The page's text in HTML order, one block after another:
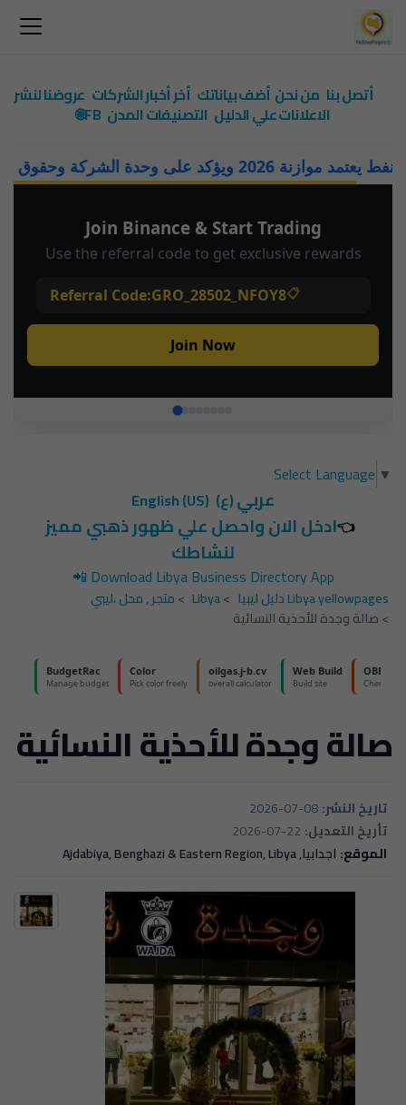
أتصل بنا من نحن أضف بياناتك أخر أخبار الشركات عروضنا لنشر
الاعلانات علي الدليل التصنيفاتالمدن FB🌐
Select Language ▼
عربي(ع) English (US)
👈ادخل الان واحصل علي ظهور ذهبي مميز
لنشاطك
📲 Download Libya Business Directory App
Libya yellowpages دليل ليبيا >
Libya
>متجر , محل ،ليبي
>صالة وجدة للأحذية النسائية
صالة وجدة للأحذية النسائية
تاريخ النشر:2026-07-08
تأريخ التعديل: 2026-07-22
الموقع: اجدابيا, Ajdabiya, Benghazi & Eastern Region, Libya